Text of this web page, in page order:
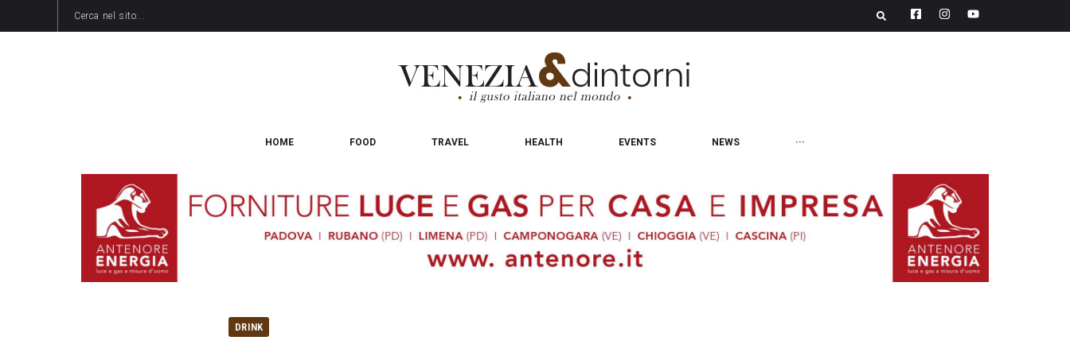
HOME FOOD TRAVEL HEALTH EVENTS NEWS ···
DRINK